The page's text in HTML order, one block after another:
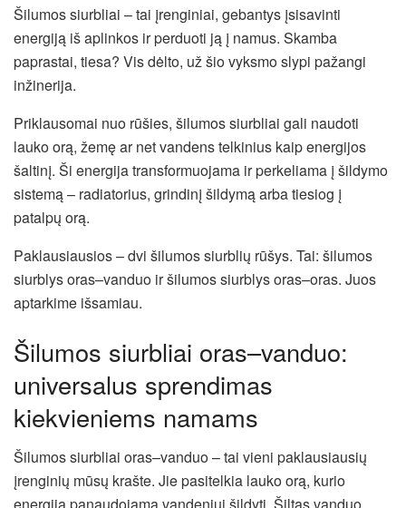
Šilumos siurbliai – tai įrenginiai, gebantys įsisavinti
energiją iš aplinkos ir perduoti ją į namus. Skamba
paprastai, tiesa? Vis dėlto, už šio vyksmo slypi pažangi
inžinerija.
Priklausomai nuo rūšies, šilumos siurbliai gali naudoti
lauko orą, žemę ar net vandens telkinius kaip energijos
šaltinį. Ši energija transformuojama ir perkeliama į šildymo
sistemą – radiatorius, grindinį šildymą arba tiesiog į
patalpų orą.
Paklausiausios – dvi šilumos siurblių rūšys. Tai: šilumos
siurblys oras–vanduo ir šilumos siurblys oras–oras. Juos
aptarkime išsamiau.
Šilumos siurbliai oras–vanduo:
universalus sprendimas
kiekvieniems namams
Šilumos siurbliai oras–vanduo – tai vieni paklausiausių
įrenginių mūsų krašte. Jie pasitelkia lauko orą, kurio